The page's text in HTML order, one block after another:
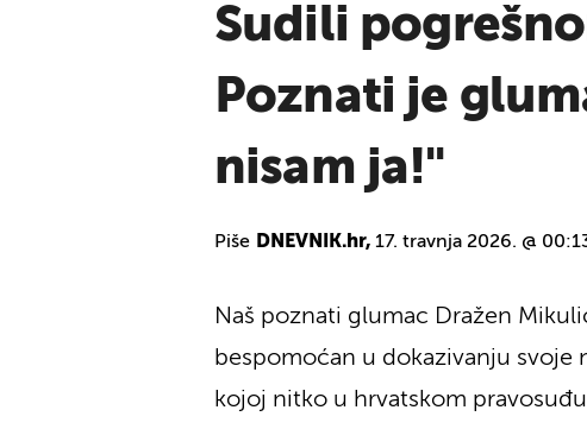
Sudili
Poznati je
nisam ja!"
Piše DNEVNIK.hr, 17. travnja 2026. @
Naš poznati glumac Dražen
bespomoćan u dokazivanju svoje
kojoj nitko u hrvatskom